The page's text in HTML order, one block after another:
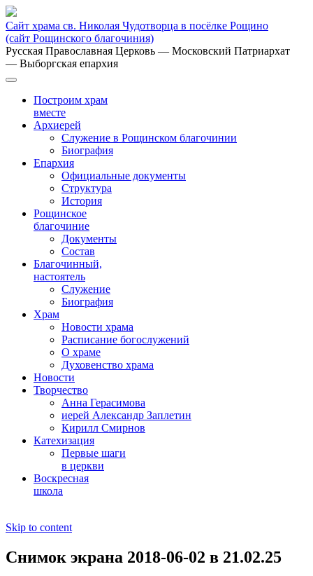
Сайт храма св. Николая Чудотворца в посёлке Рощино
(сайт Рощинского благочиния)
Русская Православная Церковь — Московский Патриархат
— Выборгская епархия
Построим храм
вместе
Архиерей
Служение в Рощинском благочинии
Биография
Епархия
Официальные документы
Структура
История
Рощинское
благочиние
Документы
Состав
Благочинный,
настоятель
Служение
Биография
Храм
Новости храма
Расписание богослужений
О храме
Духовенство храма
Новости
Творчество
Анна Герасимова
иерей Александр Заплетин
Кирилл Смирнов
Катехизация
Первые шаги
в церкви
Воскресная
школа
Skip to content
Снимок экрана 2018-06-02 в 21.02.25